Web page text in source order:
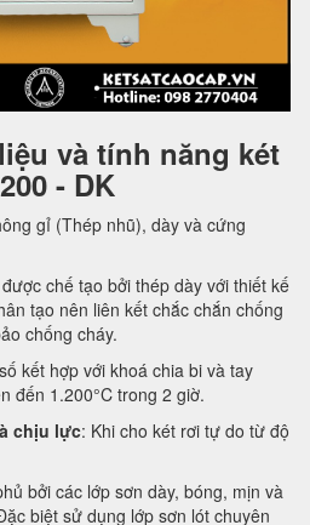
và tính năng két
- DK
gỉ (Thép nhũ), dày và cứng
được chế tạo bởi thép dày với thiết kế
tạo nên liên kết chắc chắn chống
chống cháy.
kết hợp với khoá chia bi và tay
đến 1.200°C trong 2 giờ.
chịu lực: Khi cho két rơi tự do từ độ
bởi các lớp sơn dày, bóng, mịn và
biệt sử dụng lớp sơn lót chuyên